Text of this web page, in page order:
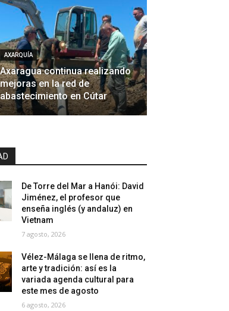
AXARQUÍA
Axaragua continua realizando
mejoras en la red de
abastecimiento en Cútar
De Torre del Mar a Hanói: David
Jiménez, el profesor que
enseña inglés (y andaluz) en
Vietnam
7 agosto, 2026
Vélez-Málaga se llena de ritmo,
arte y tradición: así es la
variada agenda cultural para
este mes de agosto
6 agosto, 2026